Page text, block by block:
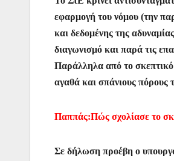
εφαρμογή του νόμου (την
και δεδομένης της
διαγωνισμό και παρά τις
Παράλληλα από το σκεπτικό
αγαθά και σπάνιους πόρους
Παππάς:Πώς σχολίασε το
Σε δήλωση προέβη ο